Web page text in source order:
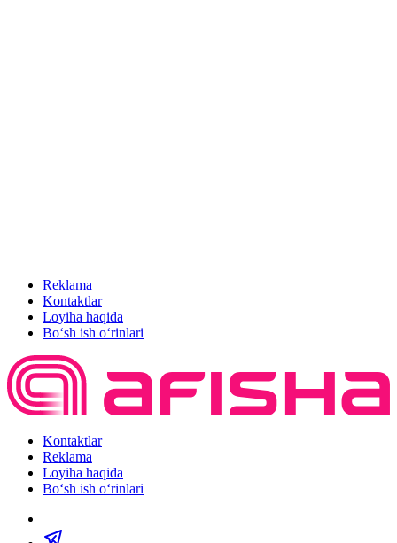
Reklama
Kontaktlar
Loyiha haqida
Bo‘sh ish o‘rinlari
Kontaktlar
Reklama
Loyiha haqida
Bo‘sh ish o‘rinlari